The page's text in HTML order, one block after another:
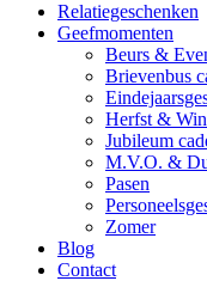
Relatiegeschenken
Geefmomenten
Beurs &
Brievenbus
Herfst &
Jubileum
M.V.O. &
Pasen
Zomer
Blog
Contact